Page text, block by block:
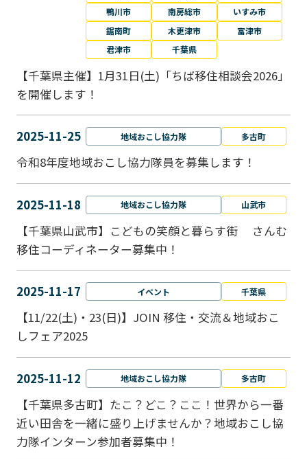
鴨川市
南房総市
いすみ市
鋸南町
木更津市
富津市
君津市
千葉県
【千葉県主催】1月31日(土)「ちば移住相談会2026」
を開催します！
2025-11-25 地域おこし協力隊 多古町
令和8年度地域おこし協力隊員を募集します！
2025-11-18 地域おこし協力隊 山武市
【千葉県山武市】こどもの笑顔と暮らす街 さんむ
移住コーディネーター募集中！
2025-11-17 イベント 千葉県
【11/22(土)・23(日)】JOIN 移住・交流＆地域おこ
しフェア2025
2025-11-12 地域おこし協力隊 多古町
【千葉県多古町】たこ？どこ？ここ！世界から一番
近い田舎を一緒に盛り上げませんか？地域おこし協
力隊インターン参加者募集中！